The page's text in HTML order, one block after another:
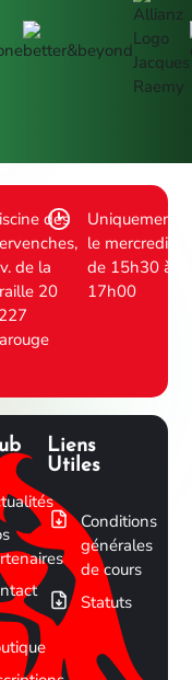
des
de la
20
Uniquement
le mercredi
de 15h30 à
17h00
Liens
Utiles
Conditions
générales
de cours
Statuts